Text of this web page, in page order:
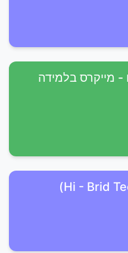
- מייקרס בלמידה